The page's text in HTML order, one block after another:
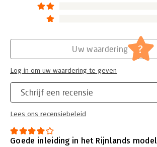
Schrijf een recensie
Lees ons recensiebeleid
Uw waardering ?
Log in om uw waardering te geven
Goede inleiding in het Rijnlands model